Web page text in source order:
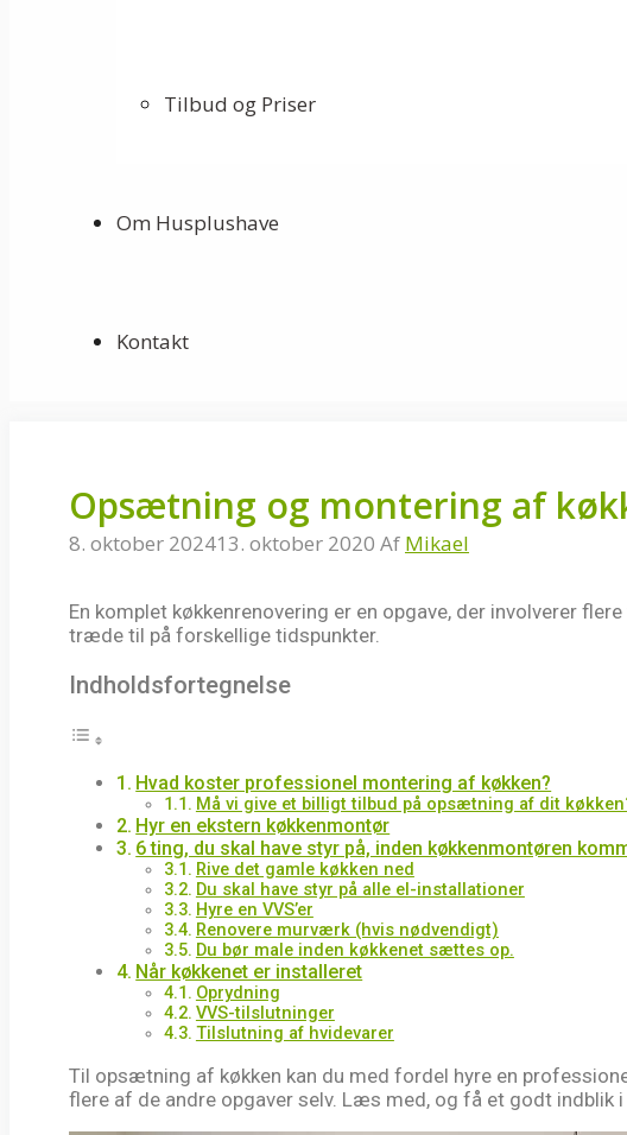
Tilbud og Priser
Om Husplushave
Kontakt
Opsætning og montering af
8. oktober 202413. oktober 2020 Af Mikael
En komplet køkkenrenovering er en opgave, der involverer
træde til på forskellige tidspunkter.
Indholdsfortegnelse
Hvad koster professionel montering af køkken?
Må vi give et billigt tilbud på opsætning af dit
Hyr en ekstern køkkenmontør
6 ting, du skal have styr på, inden køkkenmontøren
Rive det gamle køkken ned
Du skal have styr på alle el-installationer
Hyre en VVS’er
Renovere murværk (hvis nødvendigt)
Du bør male inden køkkenet sættes op.
Når køkkenet er installeret
Oprydning
VVS-tilslutninger
Tilslutning af hvidevarer
Til opsætning af køkken kan du med fordel hyre en
flere af de andre opgaver selv. Læs med, og få et godt indblik